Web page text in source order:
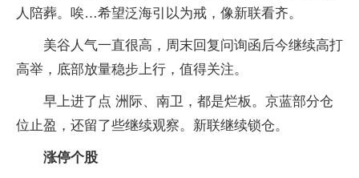
人陪葬。唉…希望泛海引以为戒，像新联看齐。
美谷人气一直很高，周末回复问询函后今继续高打
高举，底部放量稳步上行，值得关注。
早上进了点 洲际、南卫，都是烂板。京蓝部分仓
位止盈，还留了些继续观察。新联继续锁仓。
涨停个股